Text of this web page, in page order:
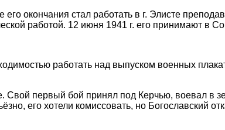
окончания стал работать в г. Элисте
работой. 12 июня 1941 г. его принимают в
работать над выпуском военных
первый бой принял под Керчью, воевал в
его хотели комиссовать, но Богославский